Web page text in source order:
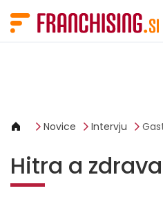
Novice Intervju
Hitra a